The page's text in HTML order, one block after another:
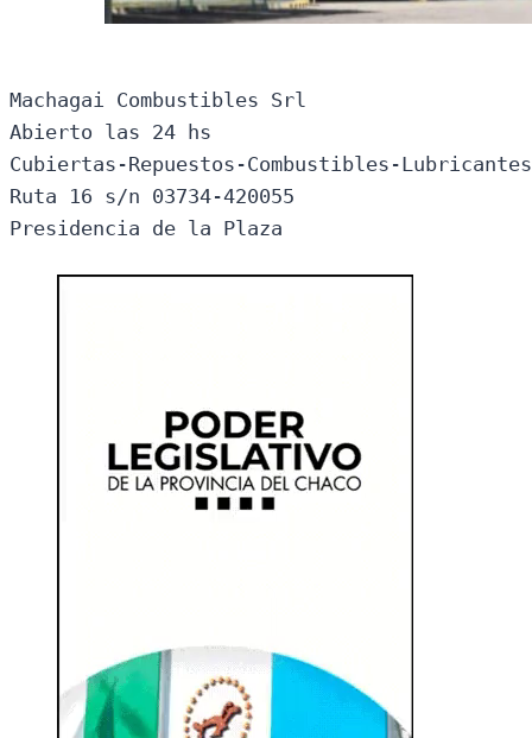
Machagai Combustibles Srl
Abierto las 24 hs
Cubiertas-Repuestos-Combustibles-
Ruta 16 s/n 03734-420055
Presidencia de la Plaza